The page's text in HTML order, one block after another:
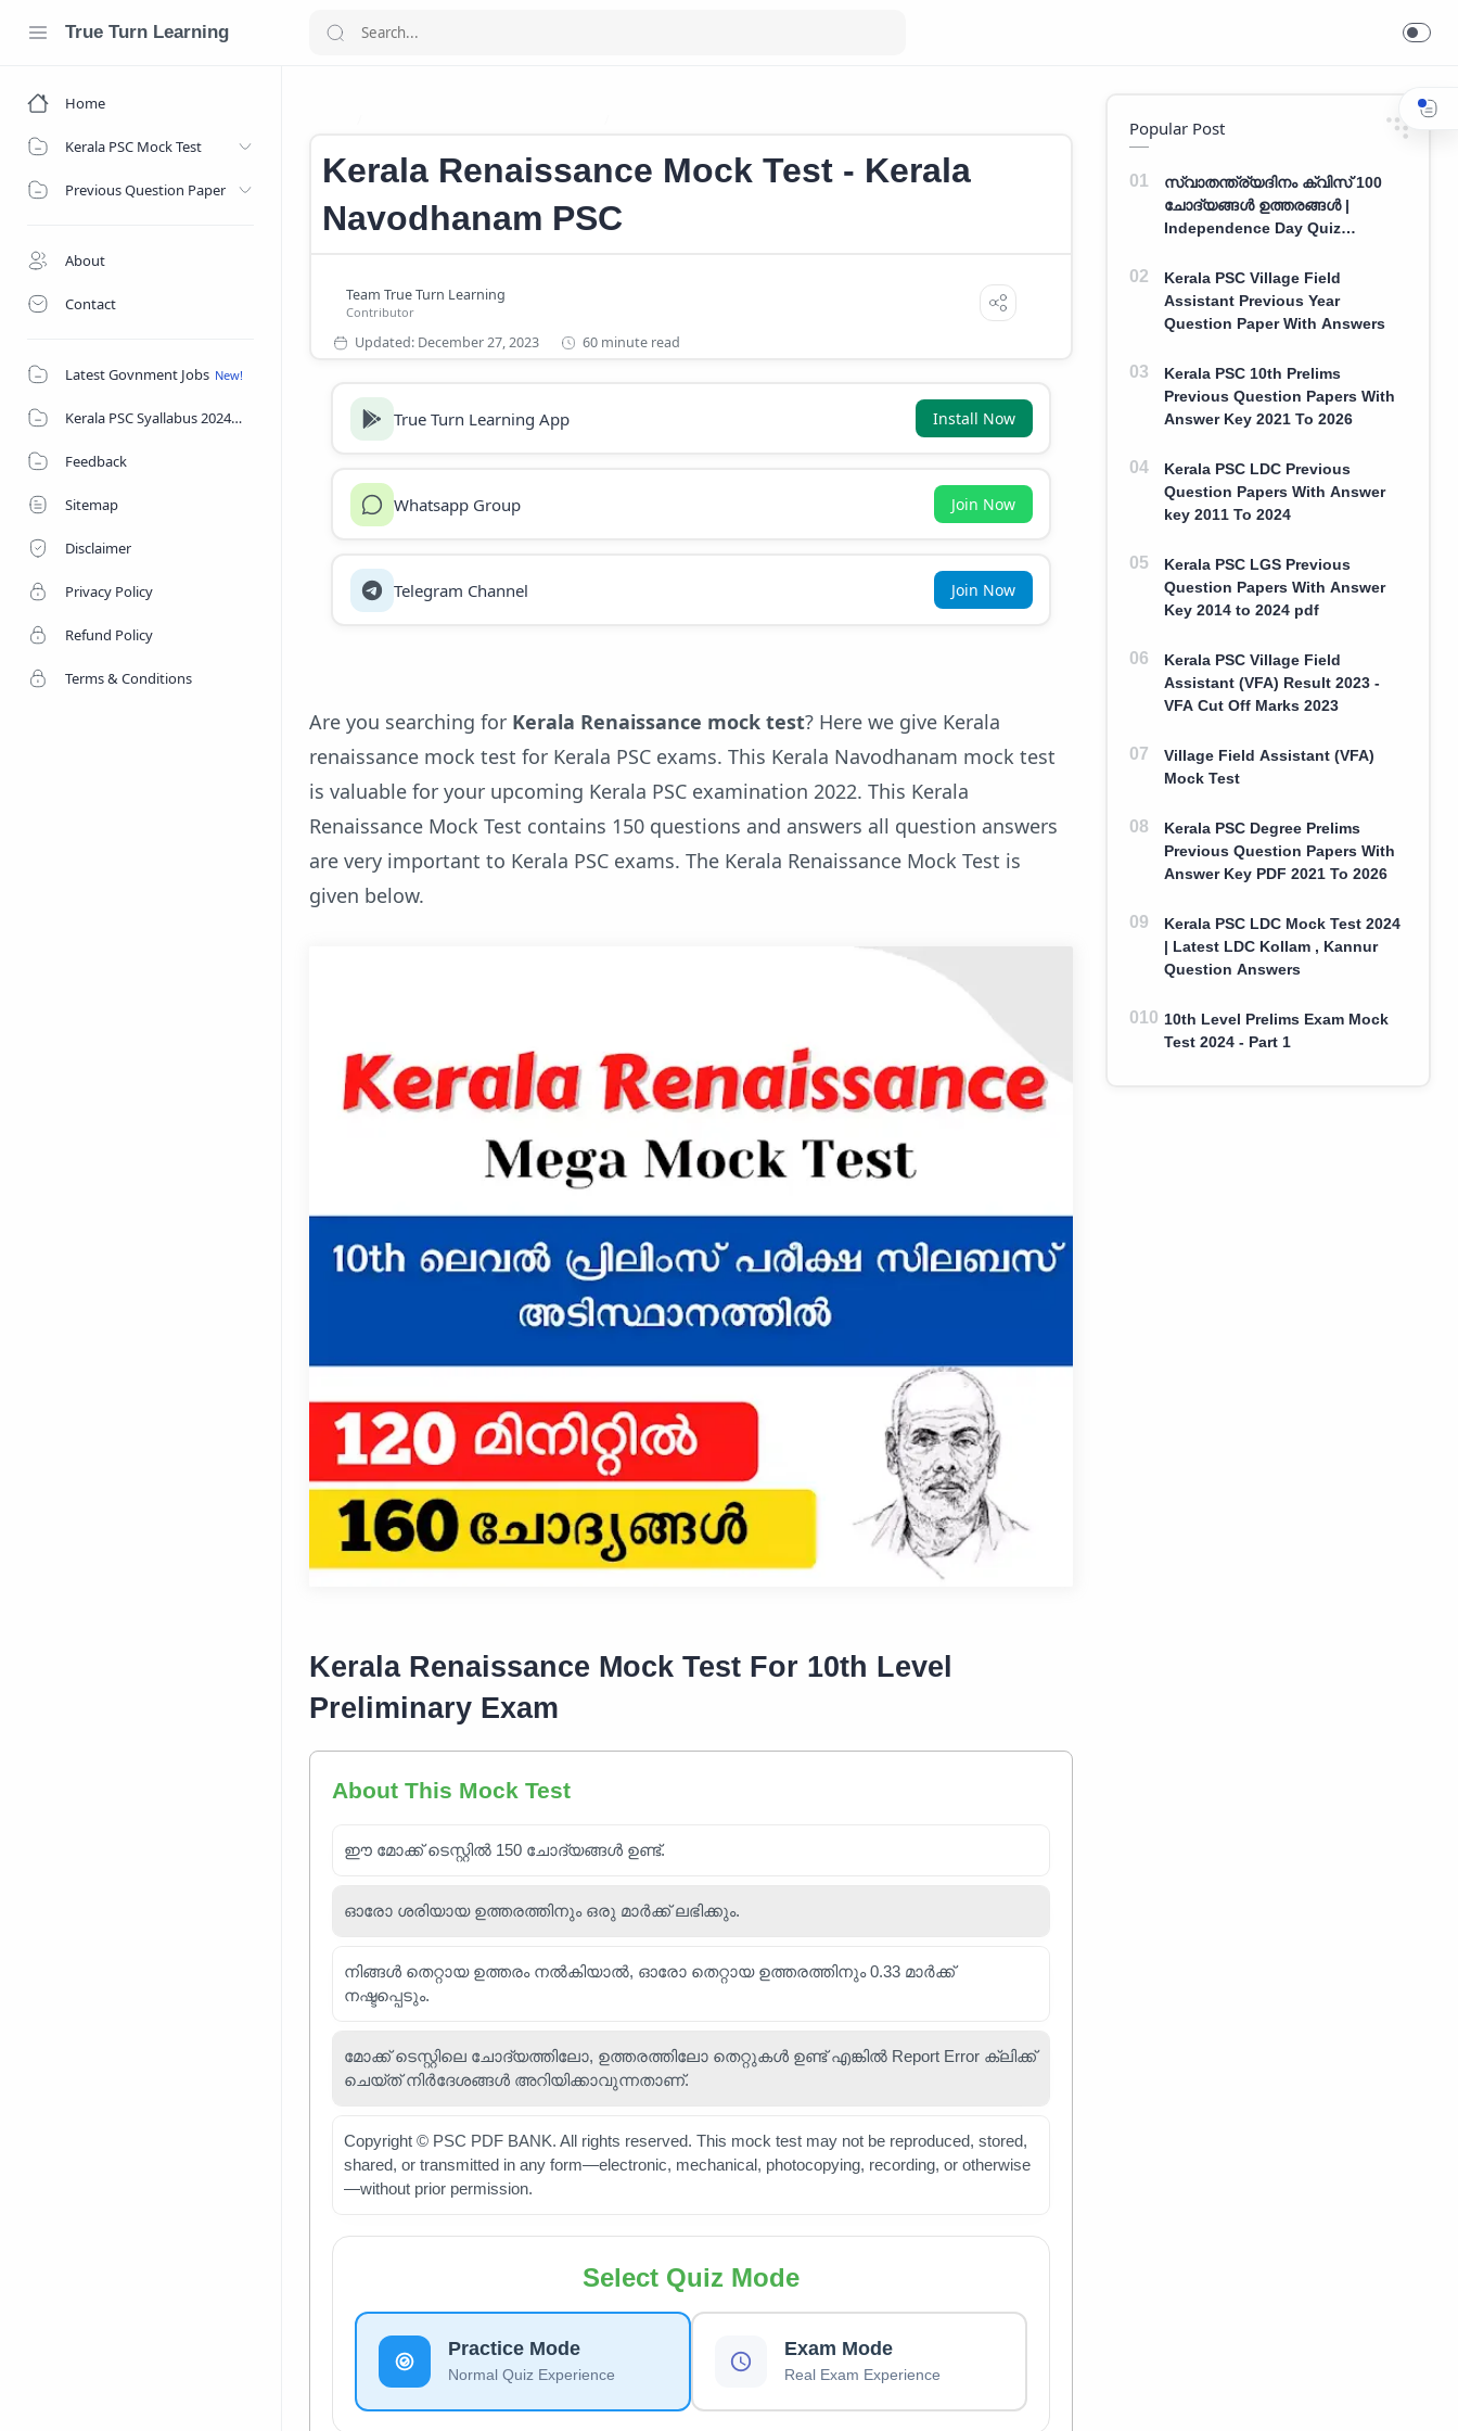
True Turn Learning
Home
Kerala PSC Mock Test
Previous Question Paper
About
Contact
Latest Govnment Jobs
Kerala PSC Syallabus 2024
Feedback
Sitemap
Disclaimer
Privacy Policy
Refund Policy
Terms & Conditions
Kerala Renaissance Mock Test - Kerala
Navodhanam PSC
60 minute read
True Turn Learning App Install Now
Whatsapp Group Join Now
Telegram Channel Join Now
Are you searching for Kerala Renaissance mock test? Here we give Kerala
renaissance mock test for Kerala PSC exams. This Kerala Navodhanam mock test
is valuable for your upcoming Kerala PSC examination 2022. This Kerala
Renaissance Mock Test contains 150 questions and answers all question answers
are very important to Kerala PSC exams. The Kerala Renaissance Mock Test is
given below.
Kerala Renaissance Mock Test For 10th Level
Preliminary Exam
About This Mock Test
ഈ മോക്ക് ടെസ്റ്റിൽ 150 ചോദ്യങ്ങൾ ഉണ്ട്.
ഓരോ ശരിയായ ഉത്തരത്തിനും ഒരു മാർക്ക് ലഭിക്കും.
നിങ്ങൾ തെറ്റായ ഉത്തരം നൽകിയാൽ, ഓരോ തെറ്റായ ഉത്തരത്തിനും 0.33 മാർക്ക്
നഷ്ടപ്പെടും.
മോക്ക് ടെസ്റ്റിലെ ചോദ്യത്തിലോ, ഉത്തരത്തിലോ തെറ്റുകൾ ഉണ്ട് എങ്കിൽ Report Error ക്ലിക്ക്
ചെയ്ത് നിർദേശങ്ങൾ അറിയിക്കാവുന്നതാണ്.
Copyright © PSC PDF BANK. All rights reserved. This mock test may not be reproduced, stored,
shared, or transmitted in any form—electronic, mechanical, photocopying, recording, or otherwise
—without prior permission.
Select Quiz Mode
Practice Mode
Normal Quiz Experience
Exam Mode
Real Exam Experience
Popular Post
സ്വാതന്ത്ര്യദിനം ക്വിസ് 100
ചോദ്യങ്ങൾ ഉത്തരങ്ങൾ |
Independence Day Quiz
Answers
Kerala PSC Village Field
Assistant Previous Year
Question Paper With Answers
Kerala PSC 10th Prelims
Previous Question Papers With
Answer Key 2021 To 2026
Kerala PSC LDC Previous
Question Papers With Answer
key 2011 To 2024
Kerala PSC LGS Previous
Question Papers With Answer
Key 2014 to 2024 pdf
Kerala PSC Village Field
Assistant (VFA) Result 2023 -
VFA Cut Off Marks 2023
Village Field Assistant (VFA)
Mock Test
Kerala PSC Degree Prelims
Previous Question Papers With
Answer Key PDF 2021 To 2026
Kerala PSC LDC Mock Test 2024
| Latest LDC Kollam , Kannur
Question Answers
10th Level Prelims Exam Mock
Test 2024 - Part 1